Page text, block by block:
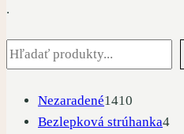
.
Hľadať
Nezaradené1410
produktov
Bezlepková strúhanka44